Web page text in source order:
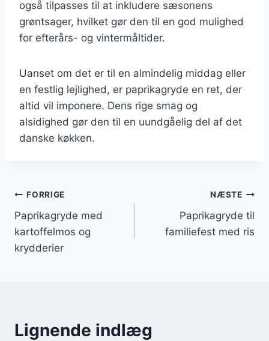
også tilpasses til at inkludere sæsonens
grøntsager, hvilket gør den til en god mulighed
for efterårs- og vintermåltider.
Uanset om det er til en almindelig middag eller
en festlig lejlighed, er paprikagryde en ret, der
altid vil imponere. Dens rige smag og
alsidighed gør den til en uundgåelig del af det
danske køkken.
Indlægsnavigation
FORRIGE
Paprikagryde med
kartoffelmos og
krydderier
NÆSTE
Paprikagryde til
familiefest med ris
Lignende indlæg